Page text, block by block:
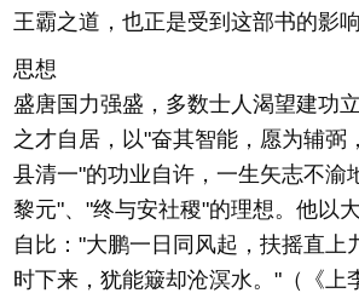
王霸之道，也正是受到这部书的影响
思想
盛唐国力强盛，多数士人渴望建功
之才自居，以"奋其智能，愿为辅弼
县清一"的功业自许，一生矢志不渝
黎元"、"终与安社稷"的理想。他以
自比："大鹏一日同风起，扶摇直上
时下来，犹能簸却沧溟水。"（《上